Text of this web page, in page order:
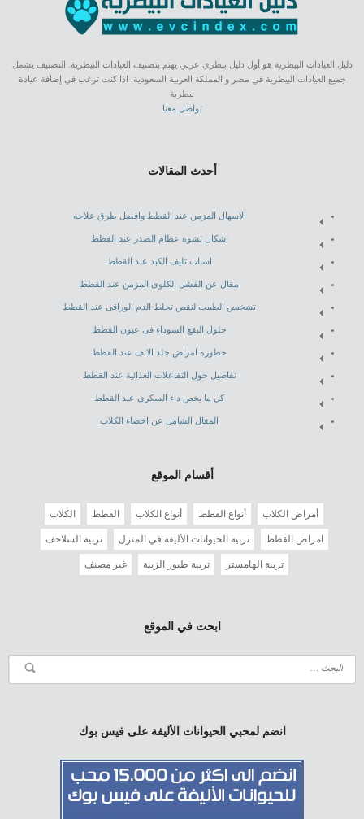
دليل العيادات البيطرية هو أول دليل بيطري عربي يهتم بتصنيف العيادات البيطرية. التصنيف يشمل
جميع العيادات البيطرية في مصر و المملكة العربية السعودية. اذا كنت ترغب في إضافة عيادة
بيطرية
تواصل معنا
أحدث المقالات
الاسهال المزمن عند القطط وافضل طرق علاجه
اشكال تشوه عظام الصدر عند القطط
اسباب تليف الكبد عند القطط
مقال عن الفشل الكلوى المزمن عند القطط
تشخيص الطبيب لنقص تجلط الدم الوراقى عند القطط
حلول البقع السوداء فى عيون القطط
خطورة امراض جلد الانف عند القطط
تفاصيل حول التفاعلات الغذائية عند القطط
كل ما يخص داء السكرى عند القطط
المقال الشامل عن اخصاء الكلاب
أقسام الموقع
أمراض الكلاب أنواع القطط أنواع الكلاب القطط الكلاب
امراض القطط تربية الحيوانات الأليفة في المنزل تربية السلاحف
تربية الهامستر تربية طيور الزينة غير مصنف
ابحث في الموقع
انضم لمحبي الحيوانات الأليفة على فيس بوك